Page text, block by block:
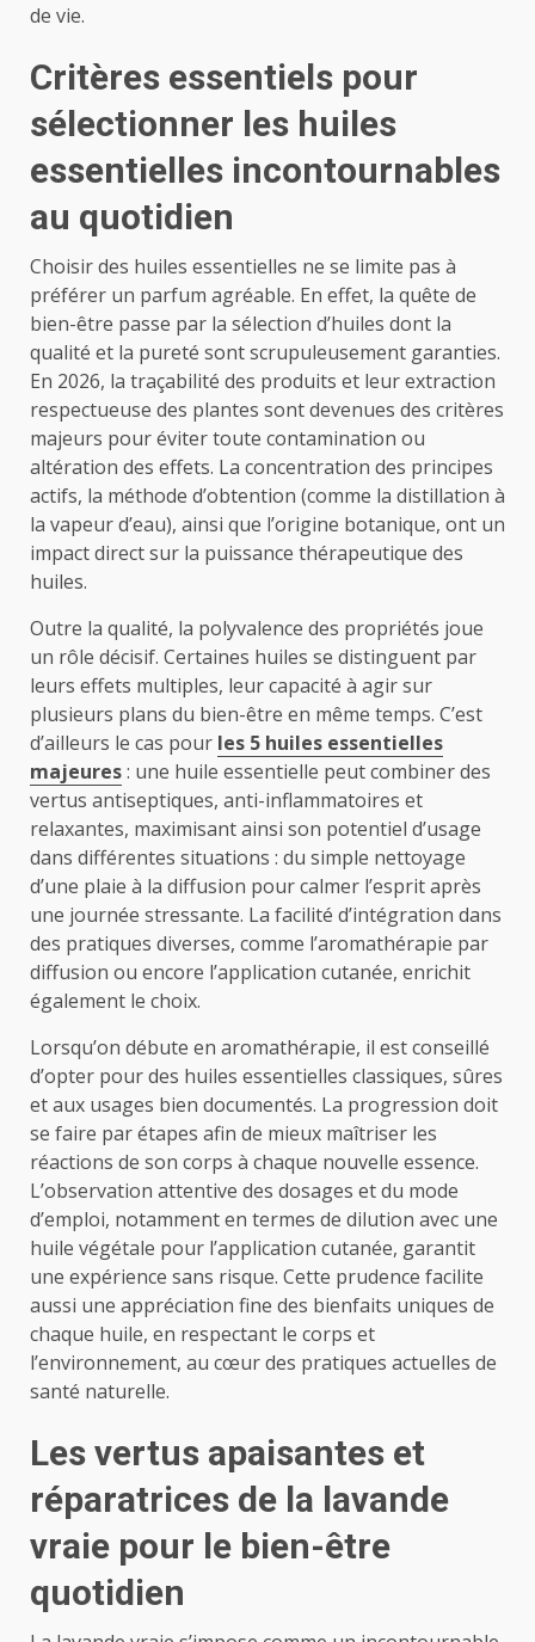
de vie.
Critères essentiels pour
sélectionner les huiles
essentielles incontournables
au quotidien
Choisir des huiles essentielles ne se limite pas à
préférer un parfum agréable. En effet, la quête de
bien-être passe par la sélection d’huiles dont la
qualité et la pureté sont scrupuleusement garanties.
En 2026, la traçabilité des produits et leur extraction
respectueuse des plantes sont devenues des critères
majeurs pour éviter toute contamination ou
altération des effets. La concentration des principes
actifs, la méthode d’obtention (comme la distillation à
la vapeur d’eau), ainsi que l’origine botanique, ont un
impact direct sur la puissance thérapeutique des
huiles.
Outre la qualité, la polyvalence des propriétés joue
un rôle décisif. Certaines huiles se distinguent par
leurs effets multiples, leur capacité à agir sur
plusieurs plans du bien-être en même temps. C’est
d’ailleurs le cas pour les 5 huiles essentielles
majeures: une huile essentielle peut combiner des
vertus antiseptiques, anti-inflammatoires et
relaxantes, maximisant ainsi son potentiel d’usage
dans différentes situations : du simple nettoyage
d’une plaie à la diffusion pour calmer l’esprit après
une journée stressante. La facilité d’intégration dans
des pratiques diverses, comme l’aromathérapie par
diffusion ou encore l’application cutanée, enrichit
également le choix.
Lorsqu’on débute en aromathérapie, il est conseillé
d’opter pour des huiles essentielles classiques, sûres
et aux usages bien documentés. La progression doit
se faire par étapes afin de mieux maîtriser les
réactions de son corps à chaque nouvelle essence.
L’observation attentive des dosages et du mode
d’emploi, notamment en termes de dilution avec une
huile végétale pour l’application cutanée, garantit
une expérience sans risque. Cette prudence facilite
aussi une appréciation fine des bienfaits uniques de
chaque huile, en respectant le corps et
l’environnement, au cœur des pratiques actuelles de
santé naturelle.
Les vertus apaisantes et
réparatrices de la lavande
vraie pour le bien-être
quotidien